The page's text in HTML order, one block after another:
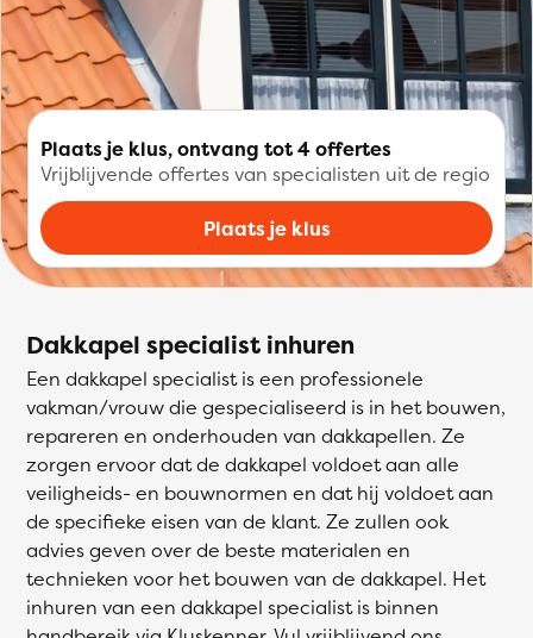
Plaats je klus, ontvang tot 4 offertes
Vrijblijvende offertes van specialisten uit de regio
Plaats je klus
Dakkapel specialist inhuren
Een dakkapel specialist is een professionele
vakman/vrouw die gespecialiseerd is in het bouwen,
repareren en onderhouden van dakkapellen. Ze
zorgen ervoor dat de dakkapel voldoet aan alle
veiligheids- en bouwnormen en dat hij voldoet aan
de specifieke eisen van de klant. Ze zullen ook
advies geven over de beste materialen en
technieken voor het bouwen van de dakkapel. Het
inhuren van een dakkapel specialist is binnen